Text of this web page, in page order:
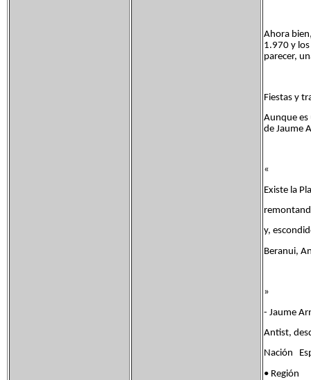
Ahora
1.970 y
parecer,
Fiestas y
Aunque es
de Jaume
«
Existe la
y,
Beranui,
»
- Jaume
Antist,
Nación
• Región